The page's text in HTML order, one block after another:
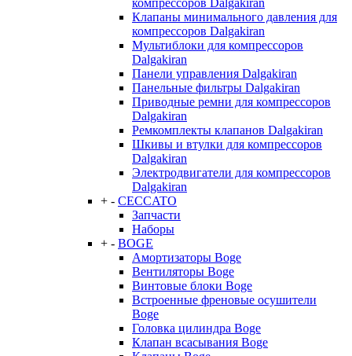
компрессоров Dalgakiran
Клапаны минимального давления для
компрессоров Dalgakiran
Мультиблоки для компрессоров
Dalgakiran
Панели управления Dalgakiran
Панельные фильтры Dalgakiran
Приводные ремни для компрессоров
Dalgakiran
Ремкомплекты клапанов Dalgakiran
Шкивы и втулки для компрессоров
Dalgakiran
Электродвигатели для компрессоров
Dalgakiran
+ - CECCATO
Запчасти
Наборы
+ - BOGE
Амортизаторы Boge
Вентиляторы Boge
Винтовые блоки Boge
Встроенные френовые осушители
Boge
Головка цилиндра Boge
Клапан всасывания Boge